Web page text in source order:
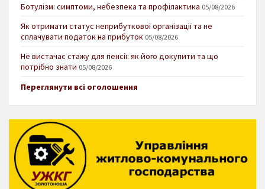
Ботулізм: симптоми, небезпека та профілактика 05/08/2026
Як отримати статус неприбуткової організації та не
сплачувати податок на прибуток 05/08/2026
Не вистачає стажу для пенсії: як його докупити та що
потрібно знати 05/08/2026
Переглянути всі оголошення